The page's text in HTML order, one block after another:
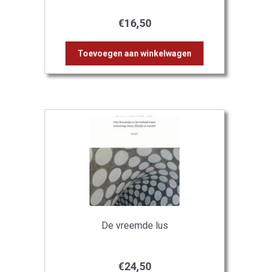
€16,50
Toevoegen aan winkelwagen
De vreemde lus
€24,50